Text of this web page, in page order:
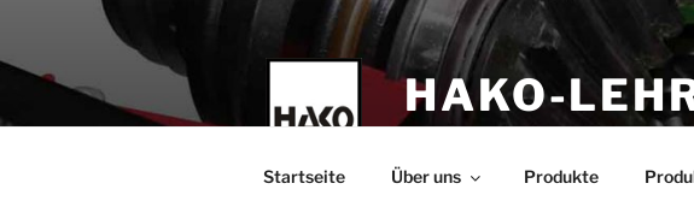
springen
HAKO-
Startseite Über uns Produkte